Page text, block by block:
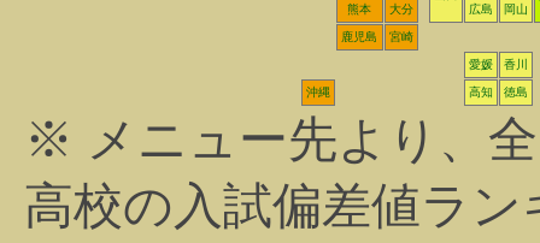
熊本
大分 広島 岡山
鹿児島 宮崎
愛媛 香川
沖縄 高知 徳島
※ メニュー先より、
高校の入試偏差値ラ